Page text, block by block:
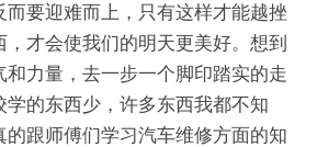
而要迎难而上，只有这样才能越挫
才会使我们的明天更美好。想到
和力量，去一步一个脚印踏实的走
学的东西少，许多东西我都不知
的跟师傅们学习汽车维修方面的知